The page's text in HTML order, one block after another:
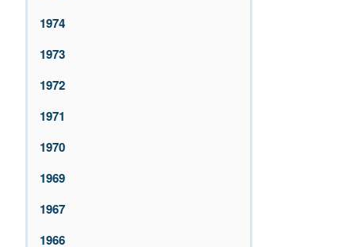
1974
1973
1972
1971
1970
1969
1967
1966